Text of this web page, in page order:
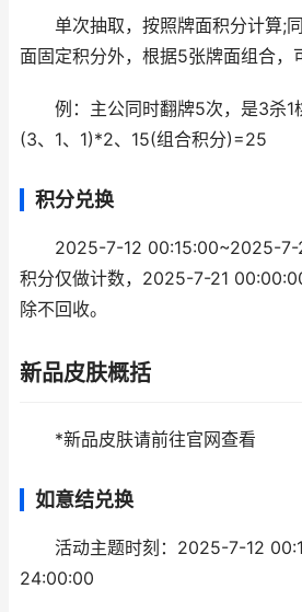
单次抽取，按照牌面积分计算;
面固定积分外，根据5张牌面组合，
例：主公同时翻牌5次，是3杀1桃
(3、1、1)*2、15(组合积分)=25
积分兑换
2025-7-12 00:15:00~2025-7-
积分仅做计数，2025-7-21
除不回收。
新品皮肤概括
*新品皮肤请前往官网查看
如意结兑换
活动主题时刻：2025-7-12
24:00:00